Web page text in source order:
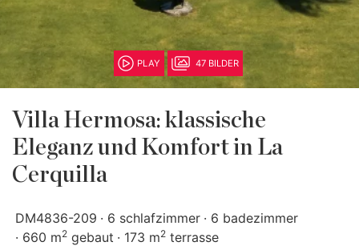
PLAY 47 BILDER
Villa Hermosa: klassische
Eleganz und Komfort in La
Cerquilla
DM4836-209 6 schlafzimmer
6 badezimmer
660 m2 gebaut 173 m2 terrasse